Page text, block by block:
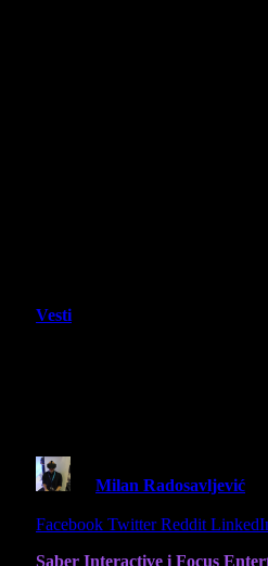
Vesti
Milan Radosavljević
Facebook Twitter Reddit
Saber Interactive i Focus